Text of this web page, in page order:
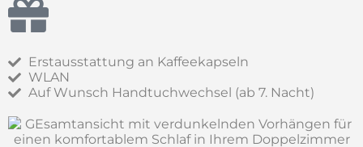
Erstausstattung an Kaffeekapseln
WLAN
Auf Wunsch Handtuchwechsel (ab 7. Nacht)